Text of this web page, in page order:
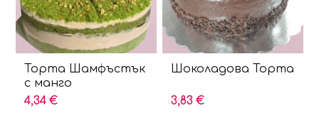
Торта Шамфъстък
с манго
4,34 €
Шоколадова Торта
3,83 €